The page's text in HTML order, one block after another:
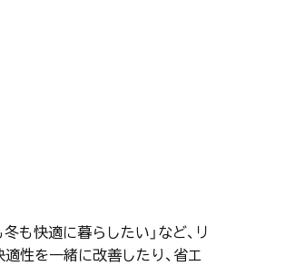
も快適に暮らしたい」など、リ
性を一緒に改善したり、省エ